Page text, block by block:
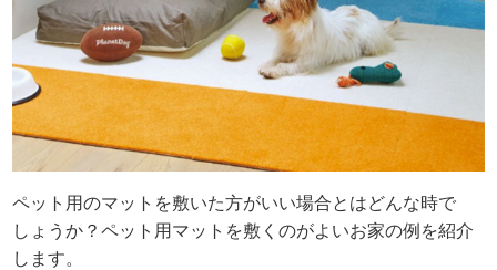
ペット用のマットを敷いた方がいい場合とはどんな時で
しょうか？ペット用マットを敷くのがよいお家の例を紹介
します。